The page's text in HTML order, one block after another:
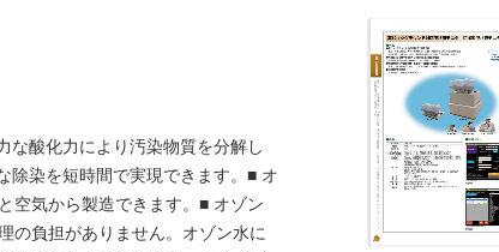
268
な酸化力により汚染物質を分解し
除染を短時間で実現できます。■ オ
空気から製造できます。■ オゾン
の負担がありません。オゾン水に